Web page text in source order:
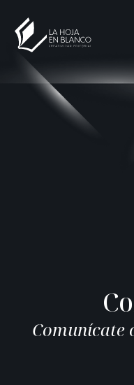
Co
Comunícate